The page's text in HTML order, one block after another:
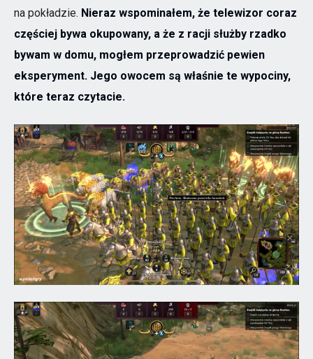
na pokładzie. Nieraz wspominałem, że telewizor coraz
częściej bywa okupowany, a że z racji służby rzadko
bywam w domu, mogłem przeprowadzić pewien
eksperyment. Jego owocem są właśnie te wypociny,
które teraz czytacie.